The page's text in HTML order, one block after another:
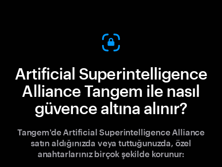
Artificial Superintelligence
Alliance Tangem ile nasıl
güvence altına alınır?
Tangem'de Artificial Superintelligence Alliance
satın aldığınızda veya tuttuğunuzda, özel
anahtarlarınız birçok şekilde korunur: